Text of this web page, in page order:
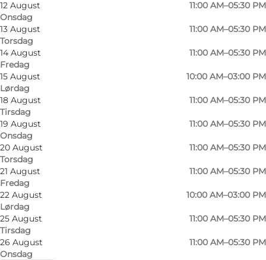
12 August
Onsdag
11:00 AM–05:30 PM
13 August
Torsdag
11:00 AM–05:30 PM
14 August
Fredag
11:00 AM–05:30 PM
15 August
Lørdag
10:00 AM–03:00 PM
18 August
Tirsdag
11:00 AM–05:30 PM
19 August
Onsdag
11:00 AM–05:30 PM
20 August
Torsdag
11:00 AM–05:30 PM
21 August
Fredag
11:00 AM–05:30 PM
22 August
Lørdag
10:00 AM–03:00 PM
25 August
Tirsdag
11:00 AM–05:30 PM
26 August
Onsdag
11:00 AM–05:30 PM
Foto: Anja Panduro Foto: